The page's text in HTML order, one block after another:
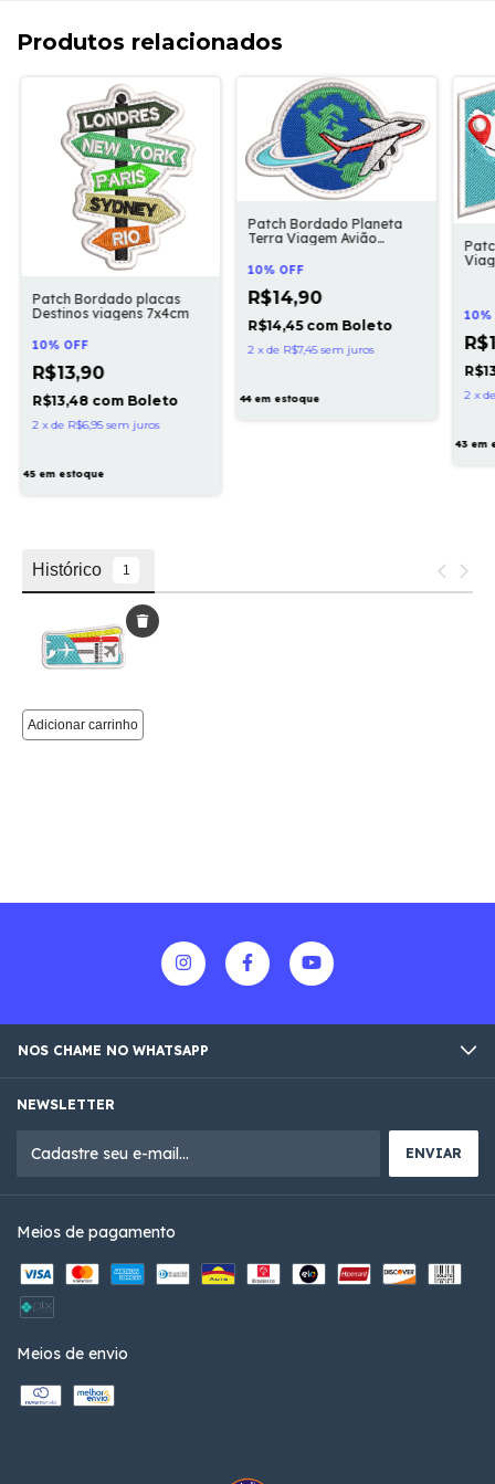
Produtos relacionados
Patch Bordado placas
Destinos viagens 7x4cm
10% OFF
R$13,90
R$13,48 com Boleto
2 xde R$6,95 sem juros
45em estoque
Patch Bordado Planeta
Terra Viagem Avião
10% OFF
R$14,90
R$14,45 com Boleto
2 xde R$7,45 sem juros
44em estoque
10%
2 x
43em
NOS CHAME NO WHATSAPP
NEWSLETTER
Meios de pagamento
Meios de envio